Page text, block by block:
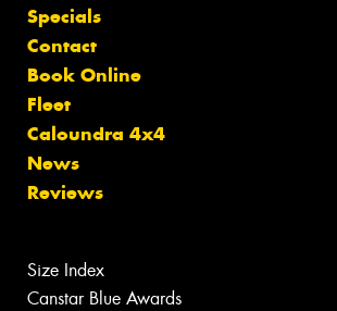
Specials
Contact
Book Online
Fleet
Caloundra 4x4
News
Reviews
Size Index
Canstar Blue Awards